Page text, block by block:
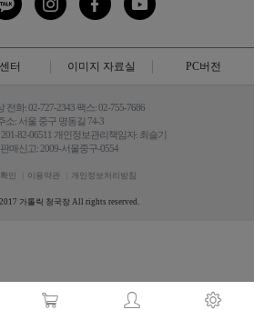
터 이미지 자료실 PC버전
전화: 02-727-2343 팩스: 02-755-7686
소: 서울 중구 명동길 74-3
82-06511 개인정보관리책임자: 최슬기
매신고: 2009-서울중구-0554
인 이용약관 개인정보처리방침
가톨릭 청국장 All rights reserved.